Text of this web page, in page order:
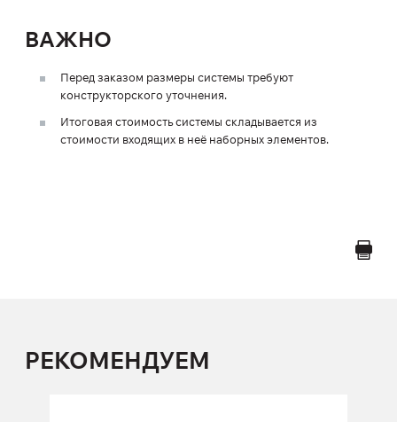
ВАЖНО
Перед заказом размеры системы требуют
конструкторского уточнения.
Итоговая стоимость системы складывается из
стоимости входящих в неё наборных элементов.
РЕКОМЕНДУЕМ